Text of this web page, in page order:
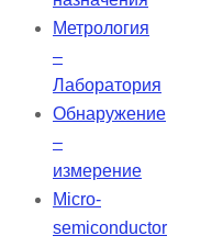
Метрология
–
Лаборатория
Обнаружение
–
измерение
Micro-
semiconductor